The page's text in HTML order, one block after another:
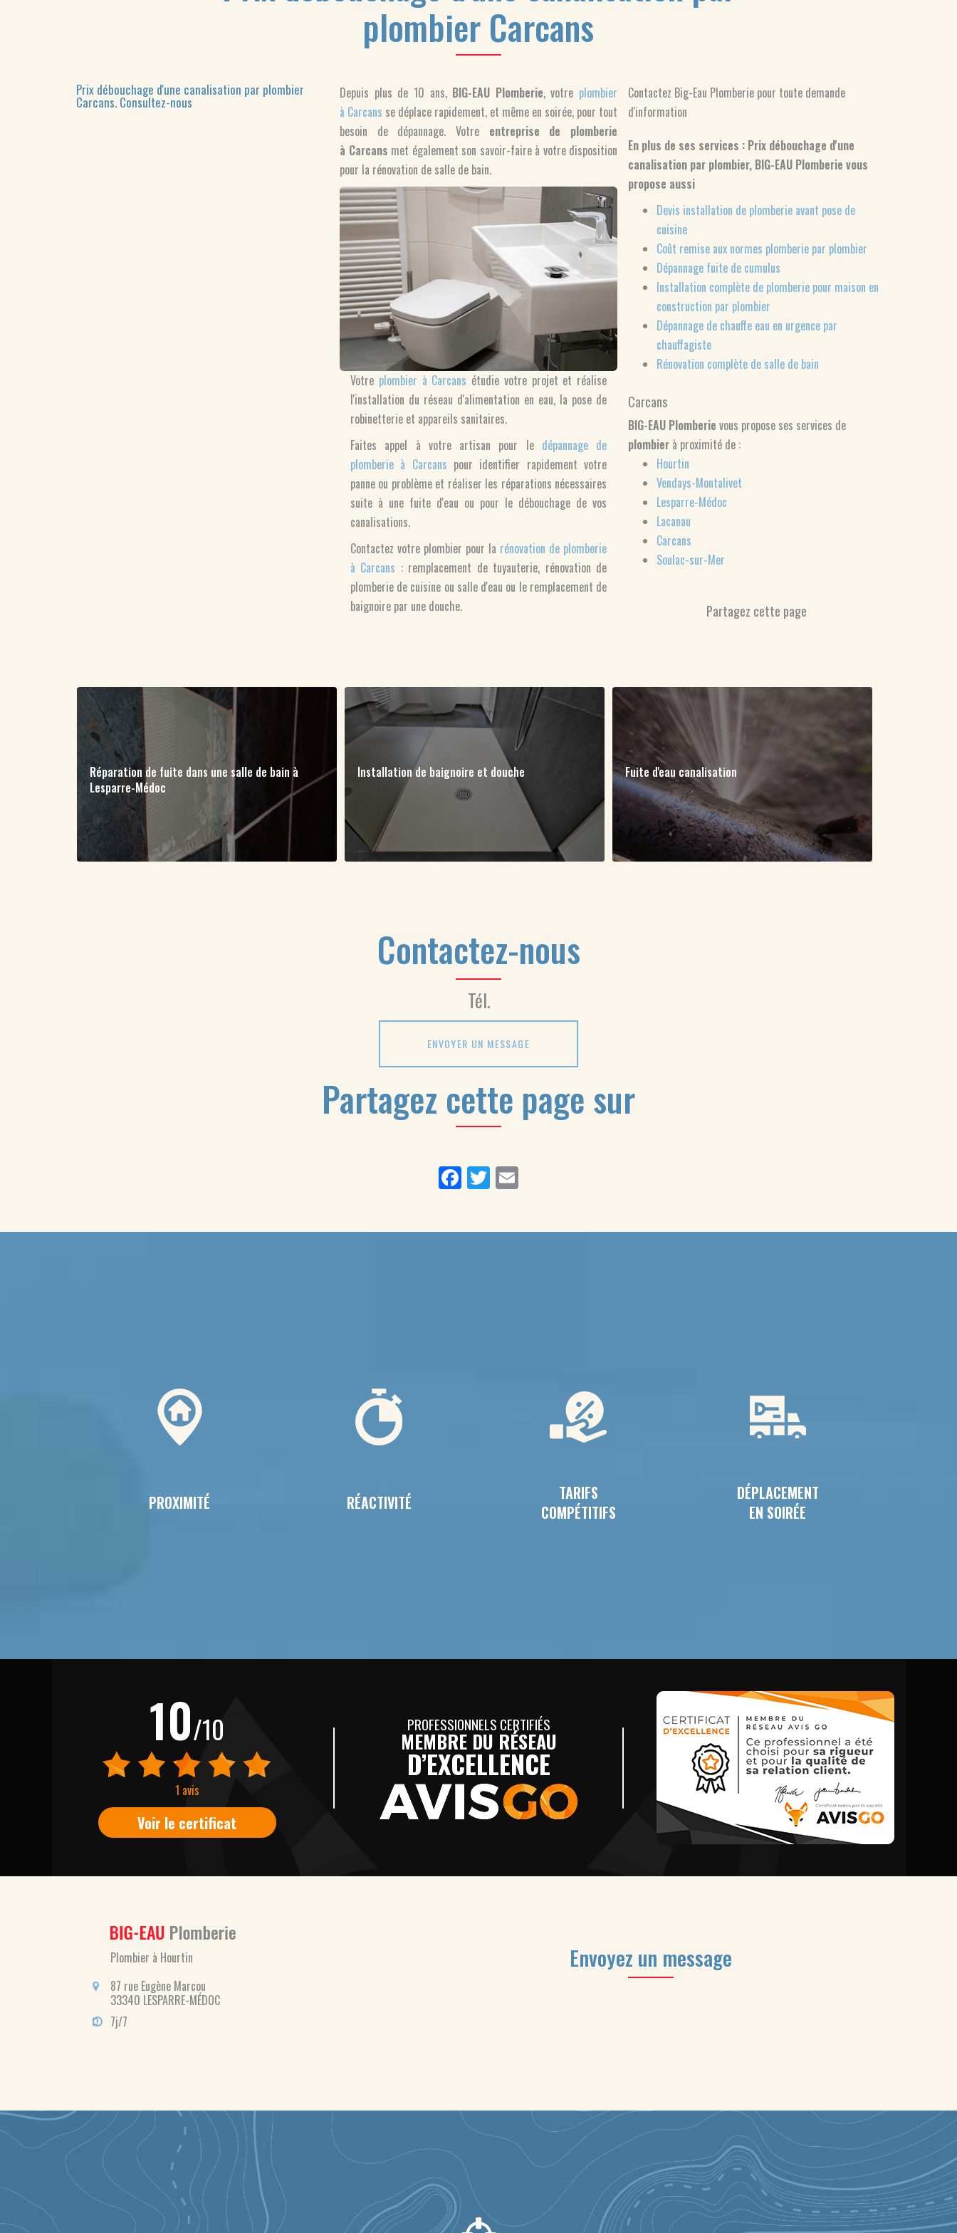
plombier Carcans
Prix débouchage d'une canalisation par plombier
Carcans. Consultez-nous
Depuis plus de 10 ans, BIG-EAU Plomberie, votre plombier
à Carcans se déplace rapidement, et même en soirée, pour tout
besoin de dépannage. Votre entreprise de plomberie
à Carcans met également son savoir-faire à votre disposition
pour la rénovation de salle de bain.
Votre plombier à Carcans étudie votre projet et réalise
l'installation du réseau d'alimentation en eau, la pose de
robinetterie et appareils sanitaires.
Faites appel à votre artisan pour le dépannage de
plomberie à Carcans pour identifier rapidement votre
panne ou problème et réaliser les réparations nécessaires
suite à une fuite d'eau ou pour le débouchage de vos
canalisations.
Contactez votre plombier pour la rénovation de plomberie
à Carcans : remplacement de tuyauterie, rénovation de
plomberie de cuisine ou salle d'eau ou le remplacement de
baignoire par une douche.
Contactez Big-Eau Plomberie pour toute demande
d'information
En plus de ses services : Prix débouchage d'une
canalisation par plombier, BIG-EAU Plomberie vous
propose aussi
Devis installation de plomberie avant pose de
cuisine
Coût remise aux normes plomberie par plombier
Dépannage fuite de cumulus
Installation complète de plomberie pour maison en
construction par plombier
Dépannage de chauffe eau en urgence par
chauffagiste
Rénovation complète de salle de bain
Carcans
BIG-EAU Plomberie vous propose ses services de
plombier à proximité de :
Hourtin
Vendays-Montalivet
Lesparre-Médoc
Lacanau
Carcans
Soulac-sur-Mer
Réparation de fuite dans une salle de bain à
Lesparre-Médoc
Installation de baignoire et douche Fuite d'eau canalisation
Contactez-nous
Tél.
ENVOYER UN MESSAGE
Partagez cette page sur
Facebook
Twitter
PROXIMITÉ RÉACTIVITÉ
TARIFS
COMPÉTITIFS
DÉPLACEMENT
EN SOIRÉE
10/10
1 avis
Voir le certificat
PROFESSIONNELS CERTIFIÉS
MEMBRE DU RÉSEAU
D’EXCELLENCE
Plombier à Hourtin
87 rue Eugène Marcou
33340 LESPARRE-MÉDOC
7j/7
Envoyez un message